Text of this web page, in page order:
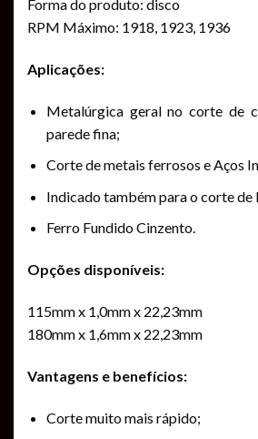
Forma do produto: disco
RPM Máximo: 1918, 1923, 1936
Aplicações:
Metalúrgica geral no corte de
parede fina;
Corte de metais ferrosos e Aços
Indicado também para o corte de
Ferro Fundido Cinzento.
Opções disponíveis:
115mm x 1,0mm x 22,23mm
180mm x 1,6mm x 22,23mm
Vantagens e benefícios:
Corte muito mais rápido;